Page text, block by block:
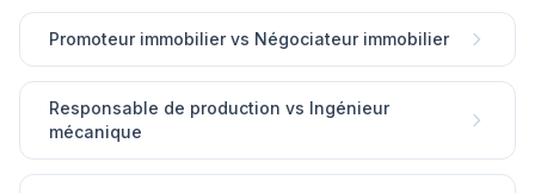
Promoteur immobilier vs Négociateur immobilier
Responsable de production vs Ingénieur
mécanique